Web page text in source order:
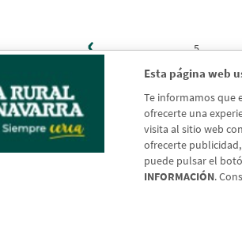
Esta página web
Te informamos que
ofrecerte una
visita al sitio web
ofrecerte
puede pulsar el
INFORMACIÓN.
‹Página
anterior
… 5